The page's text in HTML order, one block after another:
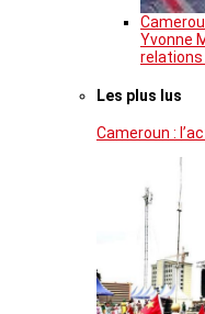
Yvonne
Les plus lus
Cameroun :